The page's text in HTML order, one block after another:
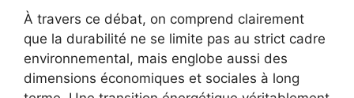
À travers ce débat, on comprend clairement
que la durabilité ne se limite pas au strict cadre
environnemental, mais englobe aussi des
dimensions économiques et sociales à long